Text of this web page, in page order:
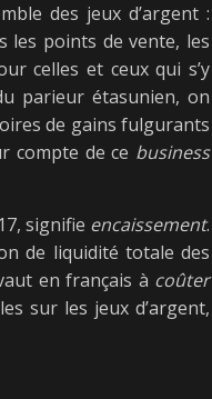
des jeux d’argent :
les points de vente, les
celles et ceux qui s’y
parieur étasunien, on
de gains fulgurants
compte de ce business
signifie encaissement.
de liquidité totale des
en français à coûter
sur les jeux d’argent,